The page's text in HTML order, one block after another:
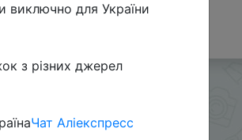
виключно для України
з різних джерел
Чат Аліекспресс